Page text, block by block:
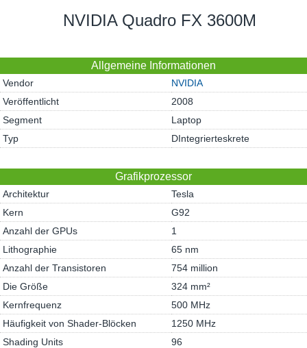
NVIDIA Quadro FX 3600M
Allgemeine Informationen
Vendor
NVIDIA
Veröffentlicht
2008
Segment
Laptop
Typ
DIntegrierteskrete
Grafikprozessor
Architektur
Tesla
Kern
G92
Anzahl der GPUs
1
Lithographie
65 nm
Anzahl der Transistoren
754 million
Die Größe
324 mm²
Kernfrequenz
500 MHz
Häufigkeit von Shader-Blöcken
1250 MHz
Shading Units
96